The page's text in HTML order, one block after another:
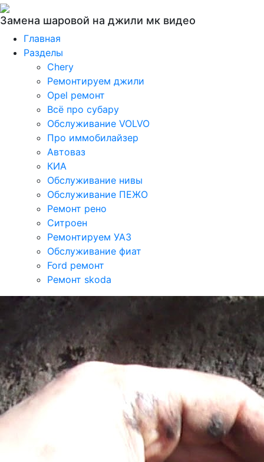
Замена шаровой на джили мк видео
Главная
Разделы
Chery
Ремонтируем джили
Opel ремонт
Всё про субару
Обслуживание VOLVO
Про иммобилайзер
Автоваз
КИА
Обслуживание нивы
Обслуживание ПЕЖО
Ремонт рено
Ситроен
Ремонтируем УАЗ
Обслуживание фиат
Ford ремонт
Ремонт skoda